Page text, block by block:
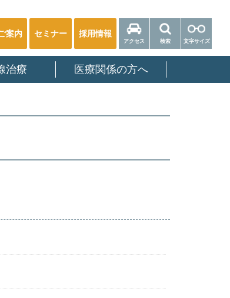
案内 セミナー 採用情報
アクセス 検索 文字サイズ
治療 医療関係の方へ